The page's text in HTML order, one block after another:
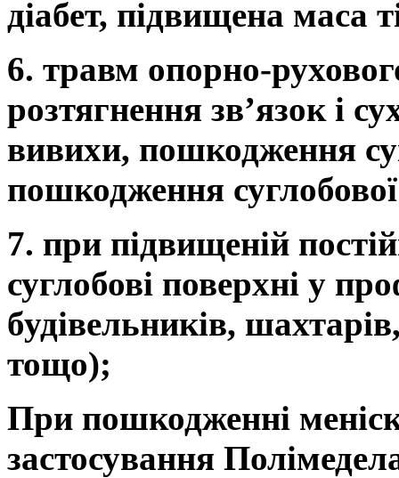
діабет, підвищена маса
6. травм опорно-
розтягнення зв’язок і
вивихи, пошкодження
пошкодження
7. при підвищеній
суглобові поверхні у
будівельників,
тощо);
При пошкодженні
застосування